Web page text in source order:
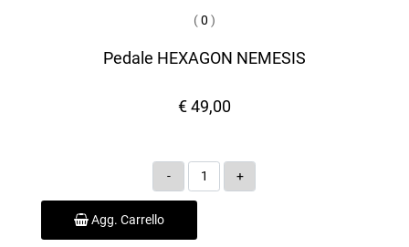
(0 )
Pedale HEXAGON NEMESIS
€ 49,00
Quantità
Agg. Carrello